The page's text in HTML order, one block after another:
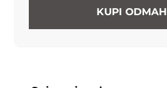
KUPI ODMAH